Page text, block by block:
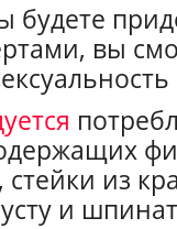
будете
вы
из
и